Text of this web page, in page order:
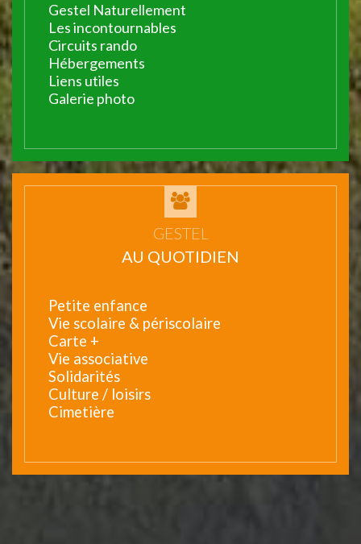
Gestel Naturellement
Les incontournables
Circuits rando
Hébergements
Liens utiles
Galerie photo
GESTEL
AU QUOTIDIEN
Petite enfance
Vie scolaire & périscolaire
Carte +
Vie associative
Solidarités
Culture / loisirs
Cimetière